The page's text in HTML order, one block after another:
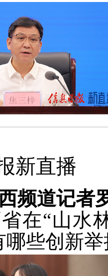
新直播
频道记者
在“山水
哪些创新